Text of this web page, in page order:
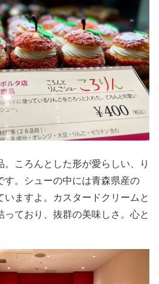
ころんとした形が愛らしい、り
す。シューの中には青森県産の
いますよ。カスタードクリームと
ており、抜群の美味しさ。心と